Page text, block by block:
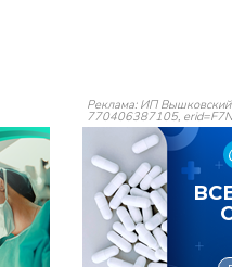
Реклама: ИП
770406387105,